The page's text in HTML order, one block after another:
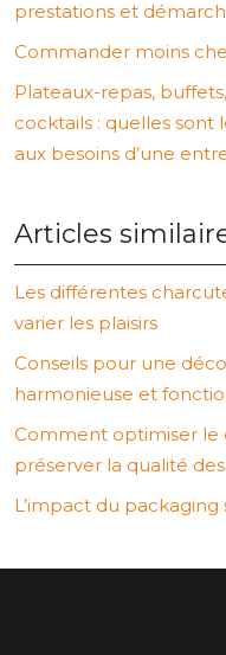
prestations et
Commander moins
Plateaux-repas,
cocktails : quelles sont
aux besoins d’une
Articles
Les différentes
varier les plaisirs
Conseils pour une
harmonieuse et
Comment optimiser
préserver la qualité
L’impact du packaging